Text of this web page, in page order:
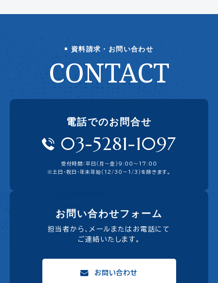
資料請求・お問い合わせ
CONTACT
電話でのお問合せ
03-5281-1097
受付時間：平日（月〜金）9:00〜17:00
※土日・祝日・年末年始（12/30～1/3）を除きます。
お問い合わせフォーム
担当者から、メールまたはお電話にて
ご連絡いたします。
お問い合わせ